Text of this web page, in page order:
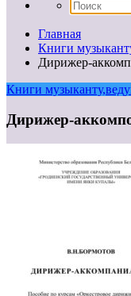
Главная
Книги
Дирижер-
Книги
Дирижер-